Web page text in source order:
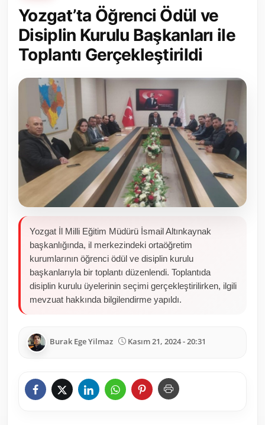
Yerel Yönetimler
Mülki İdare
Toplum ve Yaşam
Sivil Toplum Kuruluşları
Kamu Kurumları ve Üst Kurullar
Resmi Reklamlar
Yozgat’ta Öğrenci Ödül ve
Disiplin Kurulu Başkanları ile
Toplantı Gerçekleştirildi
Yozgat İl Milli Eğitim Müdürü İsmail Altınkaynak
başkanlığında, il merkezindeki ortaöğretim
kurumlarının öğrenci ödül ve disiplin kurulu
başkanlarıyla bir toplantı düzenlendi. Toplantıda
disiplin kurulu üyelerinin seçimi gerçekleştirilirken, ilgili
mevzuat hakkında bilgilendirme yapıldı.
Burak Ege Yilmaz Kasım 21, 2024 - 20:31